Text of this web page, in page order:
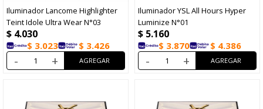
Iluminador Lancome Highlighter
Teint Idole Ultra Wear N°03
$ 4.030
$ 3.023 $ 3.426
- +
Iluminador YSL All Hours Hyper
Luminize N°01
$ 5.160
$ 3.870 $ 4.386
- +